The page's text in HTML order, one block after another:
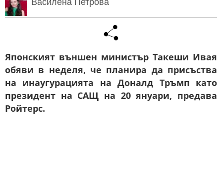
Японският външен министър Такеши Ивая
обяви в неделя, че планира да присъства
на инаугурацията на Доналд Тръмп като
президент на САЩ на 20 януари, предава
Ройтерс.